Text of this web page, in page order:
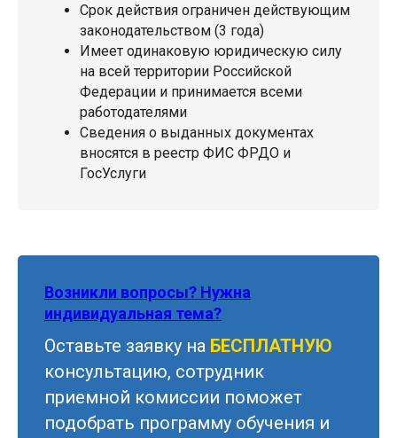
Срок действия ограничен действующим
законодательством (3 года)
Имеет одинаковую юридическую силу
на всей территории Российской
Федерации и принимается всеми
работодателями
Сведения о выданных документах
вносятся в реестр ФИС ФРДО и
ГосУслуги
Возникли вопросы? Нужна
индивидуальная тема?
Оставьте заявку на БЕСПЛАТНУЮ
консультацию, сотрудник
приемной комиссии поможет
подобрать программу обучения и